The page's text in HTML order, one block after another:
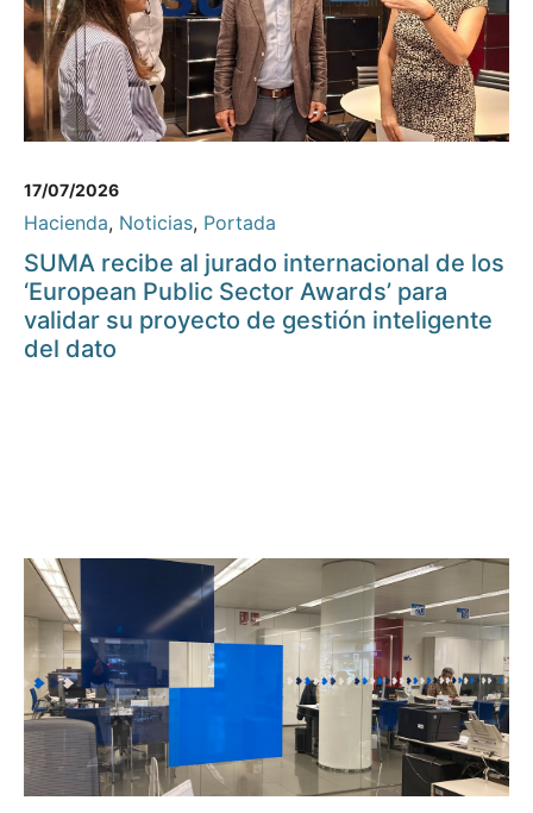
17/07/2026
Hacienda, Noticias, Portada
SUMA recibe al jurado internacional de los
‘European Public Sector Awards’ para
validar su proyecto de gestión inteligente
del dato